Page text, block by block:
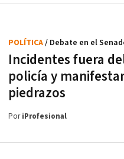
Incidentes fuera
policía y
piedrazos
POLÍTICA/ Debate en el
PoriProfesional